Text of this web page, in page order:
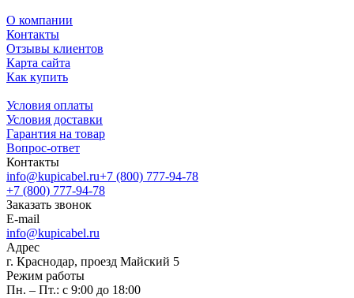
О компании
Контакты
Отзывы клиентов
Карта сайта
Как купить
Условия оплаты
Условия доставки
Гарантия на товар
Вопрос-ответ
Контакты
info@kupicabel.ru+7 (800) 777-94-78
+7 (800) 777-94-78
Заказать звонок
E-mail
info@kupicabel.ru
Адрес
г. Краснодар, проезд Майский 5
Режим работы
Пн. – Пт.: с 9:00 до 18:00